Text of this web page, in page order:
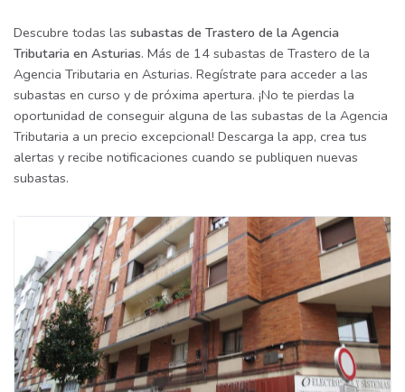
Descubre todas las subastas de Trastero de la Agencia
Tributaria en Asturias. Más de 14 subastas de Trastero de la
Agencia Tributaria en Asturias. Regístrate para acceder a las
subastas en curso y de próxima apertura. ¡No te pierdas la
oportunidad de conseguir alguna de las subastas de la Agencia
Tributaria a un precio excepcional! Descarga la app, crea tus
alertas y recibe notificaciones cuando se publiquen nuevas
subastas.